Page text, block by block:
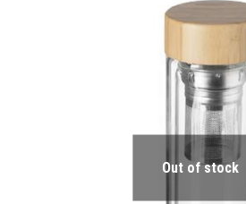
Out of stock